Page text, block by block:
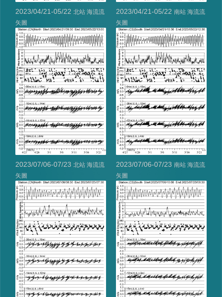
2023/04/21-05/22 北站 海流流
矢圖
2023/04/21-05/22 南站 海流流
矢圖
2023/07/06-07/23 北站 海流流
矢圖
2023/07/06-07/23 南站 海流流
矢圖